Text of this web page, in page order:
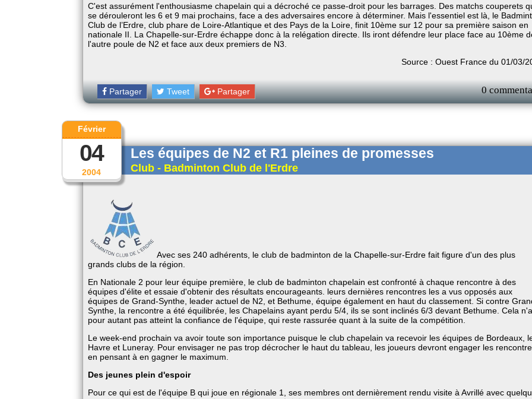
C'est assurément l'enthousiasme chapelain qui a décroché ce passe-droit pour les barrages. Des matchs couperets
se dérouleront les 6 et 9 mai prochains, face a des adversaires encore à déterminer. Mais l'essentiel est là, le
Club de l’Erdre, club phare de Loire-Atlantique et des Pays de la Loire, finit 10ème sur 12 pour sa première saison en
nationale II. La Chapelle-sur-Erdre échappe donc à la relégation directe. Ils iront défendre leur place face au 10ème
l'autre poule de N2 et face aux deux premiers de N3.
Source : Ouest France du 01/03/
Partager Tweet Partager 0
2004
Février
04 Les équipes de N2 et R1 pleines de promesses
Club - Badminton Club de l'Erdre
Avec ses 240 adhérents, le club de badminton de la Chapelle-sur-Erdre fait figure d'un des plus
grands clubs de la région.
En Nationale 2 pour leur équipe première, le club de badminton chapelain est confronté à chaque rencontre à des
équipes d'élite et essaie d'obtenir des résultats encourageants. leurs dernières rencontres les a vus opposés aux
équipes de Grand-Synthe, leader actuel de N2, et Bethume, équipe également en haut du classement. Si contre
Synthe, la rencontre a été équilibrée, les Chapelains ayant perdu 5/4, ils se sont inclinés 6/3 devant Bethume. Cela
pour autant pas atteint la confiance de l'équipe, qui reste rassurée quant à la suite de la compétition.
Le week-end prochain va avoir toute son importance puisque le club chapelain va recevoir les équipes de Bordeaux,
Havre et Luneray. Pour envisager ne pas trop décrocher le haut du tableau, les joueurs devront engager les
en pensant à en gagner le maximum.
Des jeunes plein d'espoir
Pour ce qui est de l'équipe B qui joue en régionale 1, ses membres ont dernièrement rendu visite à Avrillé avec